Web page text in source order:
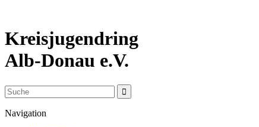
Kreisjugendring
Alb-Donau e.V.
Navigation